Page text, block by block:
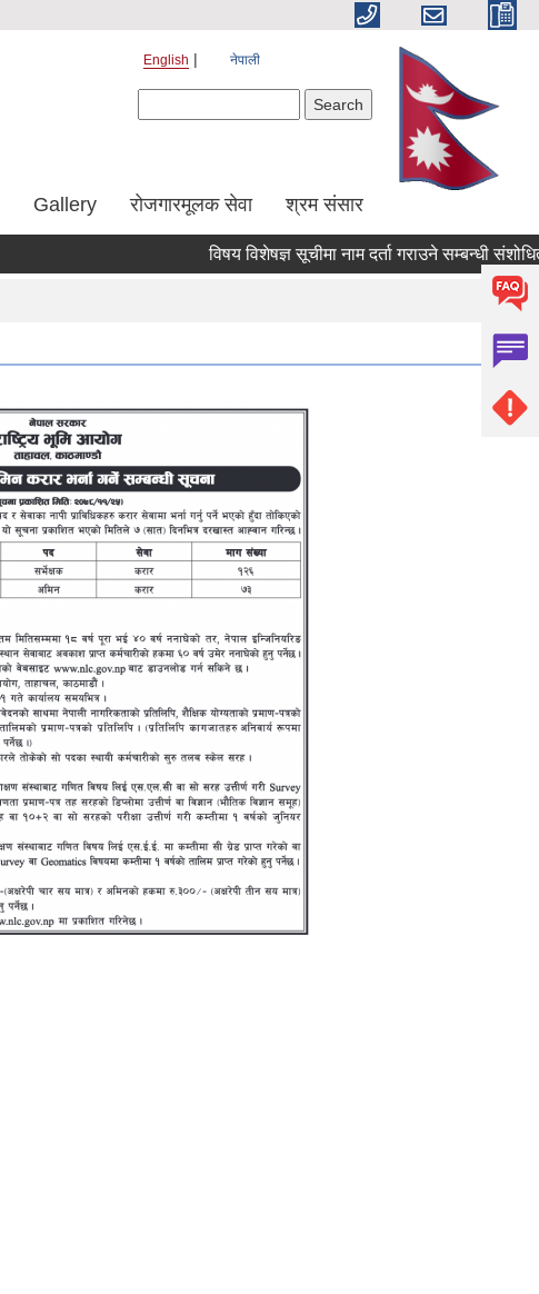
English नेपाली
Gallery रोजगारमूलक सेवा श्रम संसार
विषय विशेषज्ञ सूचीमा नाम दर्ता गराउने सम्बन्धी संशोधित